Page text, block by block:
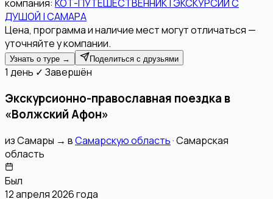
компания: КОТ-ПУТЕШЕСТВЕННИК | ЭКСКУРСИИ С
ДУШОЙ | САМАРА
Цена, программа и наличие мест могут отличаться —
уточняйте у компании.
Узнать о туре → Поделиться с друзьями
1 день ✓ Завершён
Экскурсионно-православная поездка в
«Волжский Афон»
изСамары → вСамарскую область·Самарская
область
Был
12 апреля 2026 года